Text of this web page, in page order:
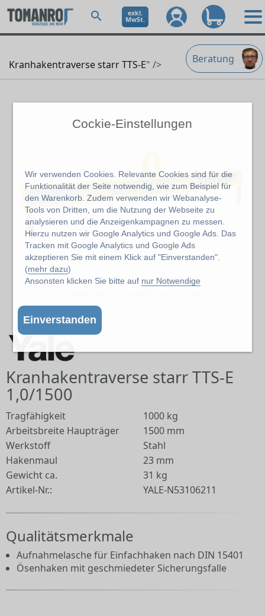
Cockie-Einstellungen
Wir verwenden Cookies. Relevante Cookies sind für die
Funktionalität der Seite notwendig, wie zum Beispiel für
den Warenkorb. Zudem verwenden wir Webanalyse-
Tools von Dritten, um die Nutzung der Webseite zu
analysieren und die Anzeigenkampagnen zu messen.
Hierzu nutzen wir Google Analytics und Google Ads. Das
Tracken mit Google Analytics und Google Ads
akzeptieren Sie mit einem Klick auf "Einverstanden".
(mehr dazu)
Ansonsten klicken Sie bitte auf nur Notwendige
Einverstanden
exkl.
MwSt.
Beratung
Kranhakentraverse starr TTS-E" />
Kranhakentraverse starr TTS-E
1,0/1500
Tragfähigkeit
1000 kg
Arbeitsbreite Haupträger
1500 mm
Werkstoff
Stahl
Hakenmaul
23 mm
Gewicht ca.
31 kg
Artikel-Nr.:
YALE-N53106211
Qualitätsmerkmale
Aufnahmelasche für Einfachhaken nach DIN 15401
Ösenhaken mit geschmiedeter Sicherungsfalle